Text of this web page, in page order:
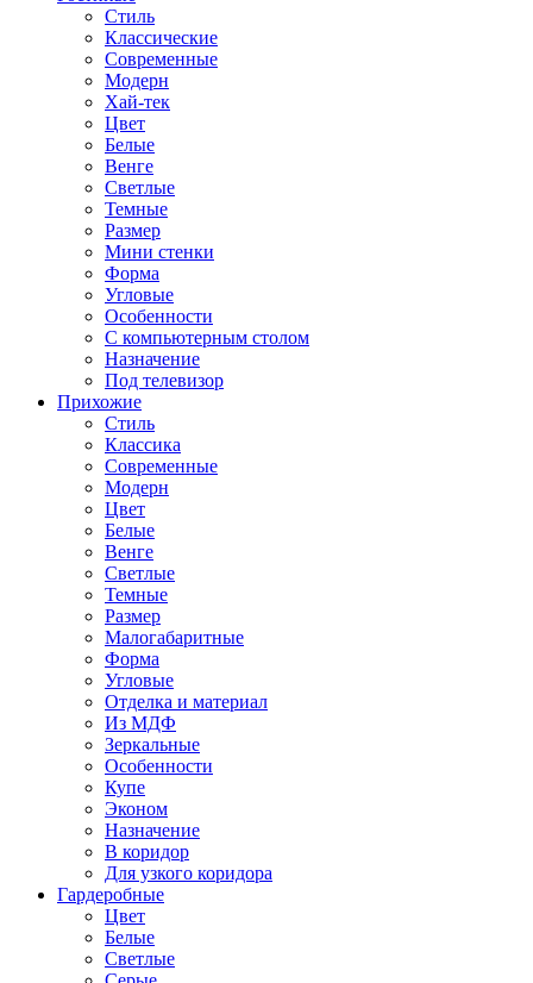
Стиль
Классические
Современные
Модерн
Хай-тек
Цвет
Белые
Венге
Светлые
Темные
Размер
Мини стенки
Форма
Угловые
Особенности
С компьютерным столом
Назначение
Под телевизор
Прихожие
Стиль
Классика
Современные
Модерн
Цвет
Белые
Венге
Светлые
Темные
Размер
Малогабаритные
Форма
Угловые
Отделка и материал
Из МДФ
Зеркальные
Особенности
Купе
Эконом
Назначение
В коридор
Для узкого коридора
Гардеробные
Цвет
Белые
Светлые